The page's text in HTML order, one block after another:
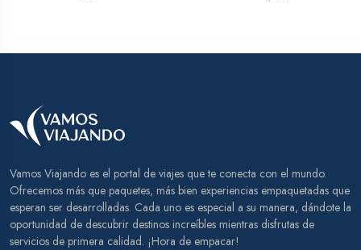
Vamos Viajando es el portal de viajes que te conecta con el mundo.
Ofrecemos más que paquetes, más bien experiencias empaquetadas que
esperan ser desarrolladas. Cada uno es especial a su manera, dándote la
oportunidad de descubrir destinos increíbles mientras disfrutas de
servicios de primera calidad. ¡Hora de empacar!